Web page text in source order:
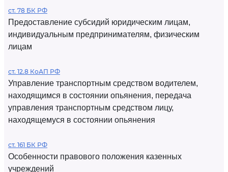
ст. 78 БК РФ
Предоставление субсидий юридическим лицам,
индивидуальным предпринимателям, физическим
лицам
ст. 12.8 КоАП РФ
Управление транспортным средством водителем,
находящимся в состоянии опьянения, передача
управления транспортным средством лицу,
находящемуся в состоянии опьянения
ст. 161 БК РФ
Особенности правового положения казенных
учреждений